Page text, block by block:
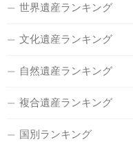
世界遺産ランキング
文化遺産ランキング
自然遺産ランキング
複合遺産ランキング
国別ランキング